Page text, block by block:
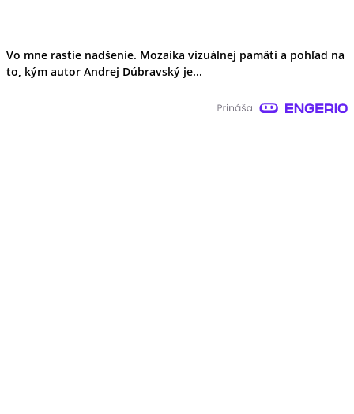
Vo mne rastie nadšenie. Mozaika vizuálnej pamäti a pohľad na
to, kým autor Andrej Dúbravský je...